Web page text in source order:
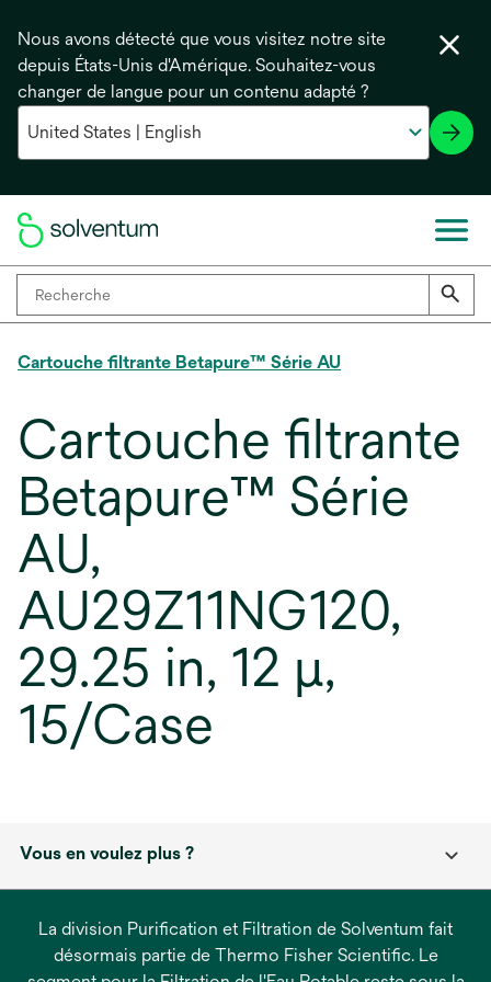
Nous avons détecté que vous visitez notre site
depuis États-Unis d'Amérique. Souhaitez-vous
changer de langue pour un contenu adapté ?
Cartouche filtrante Betapure™ Série AU
Cartouche filtrante
Betapure™ Série
AU,
AU29Z11NG120,
29.25 in, 12 µ,
15/Case
Vous en voulez plus ?
La division Purification et Filtration de Solventum fait
désormais partie de Thermo Fisher Scientific. Le